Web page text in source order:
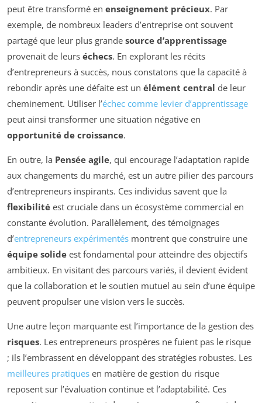
peut être transformé en enseignement précieux. Par
exemple, de nombreux leaders d’entreprise ont souvent
partagé que leur plus grande source d’apprentissage
provenait de leurs échecs. En explorant les récits
d’entrepreneurs à succès, nous constatons que la capacité à
rebondir après une défaite est un élément central de leur
cheminement. Utiliser l’échec comme levier d’apprentissage
peut ainsi transformer une situation négative en
opportunité de croissance.
En outre, la Pensée agile, qui encourage l’adaptation rapide
aux changements du marché, est un autre pilier des parcours
d’entrepreneurs inspirants. Ces individus savent que la
flexibilité est cruciale dans un écosystème commercial en
constante évolution. Parallèlement, des témoignages
d’entrepreneurs expérimentés montrent que construire une
équipe solide est fondamental pour atteindre des objectifs
ambitieux. En visitant des parcours variés, il devient évident
que la collaboration et le soutien mutuel au sein d’une équipe
peuvent propulser une vision vers le succès.
Une autre leçon marquante est l’importance de la gestion des
risques. Les entrepreneurs prospères ne fuient pas le risque
; ils l’embrassent en développant des stratégies robustes. Les
meilleures pratiques en matière de gestion du risque
reposent sur l’évaluation continue et l’adaptabilité. Ces